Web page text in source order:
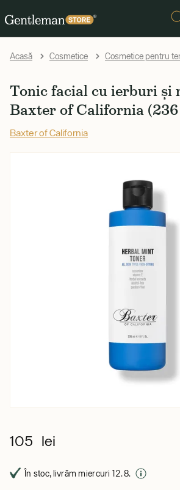
Acasă Cosmetice Cosmetice pentru
Tonic facial cu ierburi și
Baxter of California
Baxter of California
105 lei
În stoc, livrăm miercuri 12. 8.